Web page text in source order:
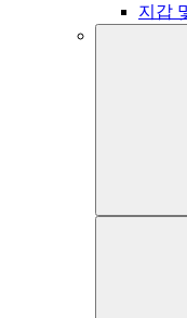
지갑